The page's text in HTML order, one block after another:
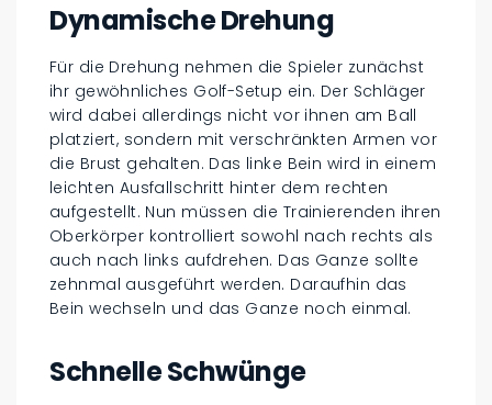
Dynamische Drehung
Für die Drehung nehmen die Spieler zunächst
ihr gewöhnliches Golf-Setup ein. Der Schläger
wird dabei allerdings nicht vor ihnen am Ball
platziert, sondern mit verschränkten Armen vor
die Brust gehalten. Das linke Bein wird in einem
leichten Ausfallschritt hinter dem rechten
aufgestellt. Nun müssen die Trainierenden ihren
Oberkörper kontrolliert sowohl nach rechts als
auch nach links aufdrehen. Das Ganze sollte
zehnmal ausgeführt werden. Daraufhin das
Bein wechseln und das Ganze noch einmal.
Schnelle Schwünge